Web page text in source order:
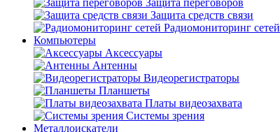
Защита переговоров
Защита средств связи
Радиомониторинг сетей
Компьютеры
Аксессуары
Антенны
Видеорегистраторы
Планшеты
Платы видеозахвата
Системы зрения
Металлоискатели